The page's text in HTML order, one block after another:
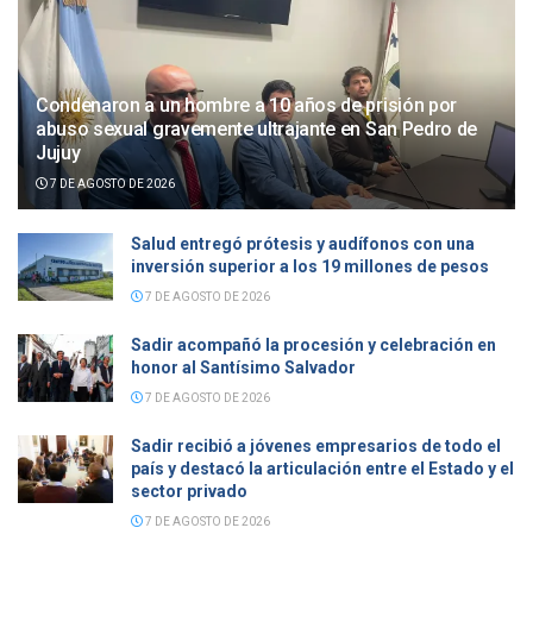
Condenaron a un hombre a 10 años de prisión por
abuso sexual gravemente ultrajante en San Pedro de
Jujuy
7 DE AGOSTO DE 2026
Salud entregó prótesis y audífonos con una
inversión superior a los 19 millones de pesos
7 DE AGOSTO DE 2026
Sadir acompañó la procesión y celebración en
honor al Santísimo Salvador
7 DE AGOSTO DE 2026
Sadir recibió a jóvenes empresarios de todo el
país y destacó la articulación entre el Estado y el
sector privado
7 DE AGOSTO DE 2026